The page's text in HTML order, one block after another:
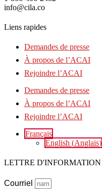
info@cila.co
Liens rapides
Demandes de presse
À propos de l’ACAI
Rejoindre l’ACAI
Demandes de presse
À propos de l’ACAI
Rejoindre l’ACAI
Français
English (Anglais)
LETTRE D'INFORMATION
Courriel